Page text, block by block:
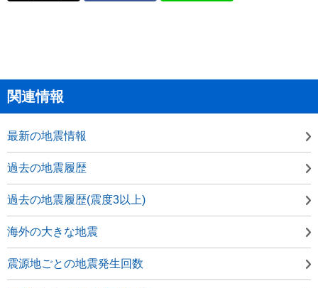
関連情報
最新の地震情報
過去の地震履歴
過去の地震履歴(震度3以上)
海外の大きな地震
震源地ごとの地震発生回数